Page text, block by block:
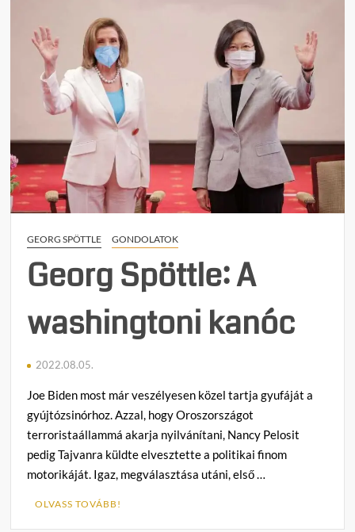
Georg
Spöttle:
Donbasszban
GEORG SPÖTTLE GONDOLATOK
Georg Spöttle: A
washingtoni kanóc
2022.08.05.
Joe Biden most már veszélyesen közel tartja gyufáját a
gyújtózsinórhoz. Azzal, hogy Oroszországot
terroristaállammá akarja nyilvánítani, Nancy Pelosit
pedig Tajvanra küldte elvesztette a politikai finom
motorikáját. Igaz, megválasztása utáni, első …
OLVASS TOVÁBB!